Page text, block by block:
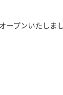
プンいたしまし